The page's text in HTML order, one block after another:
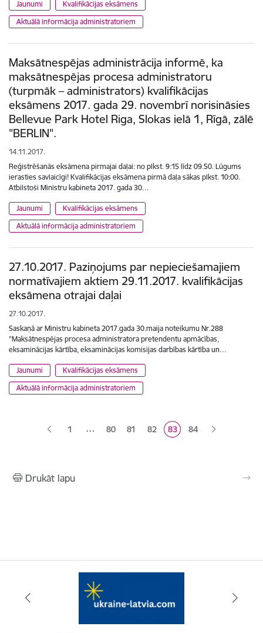
Jaunumi
Kvalifikācijas eksāmens
Aktuālā informācija administratoriem
Maksātnespējas administrācija informē, ka
maksātnespējas procesa administratoru
(turpmāk – administrators) kvalifikācijas
eksāmens 2017. gada 29. novembrī norisināsies
Bellevue Park Hotel Riga, Slokas ielā 1, Rīgā, zālē
"BERLIN".
14.11.2017.
Reģistrēšanās eksāmena pirmajai daļai: no plkst. 9:15 līdz 09.50. Lūgums
ierasties savlaicīgi! Kvalifikācijas eksāmena pirmā daļa sākas plkst. 10:00.
Atbilstoši Ministru kabineta 2017. gada 30…
Jaunumi
Kvalifikācijas eksāmens
Aktuālā informācija administratoriem
27.10.2017. Paziņojums par nepieciešamajiem
normatīvajiem aktiem 29.11.2017. kvalifikācijas
eksāmena otrajai daļai
27.10.2017.
Saskaņā ar Ministru kabineta 2017.gada 30.maija noteikumu Nr.288
"Maksātnespējas procesa administratora pretendentu apmācības,
eksaminācijas kārtība, eksaminācijas komisijas darbības kārtība un…
Jaunumi
Kvalifikācijas eksāmens
Aktuālā informācija administratoriem
1 … Lapa
80 Lapa
81 Lapa
82 Pašreizējā lapa
83 Lapa
84
Drukāt lapu